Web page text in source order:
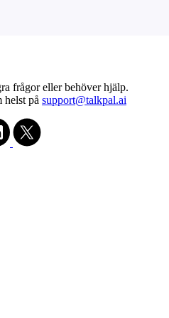
frågor eller behöver hjälp.
helst på support@talkpal.ai